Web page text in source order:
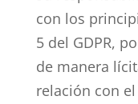
con los
5 del GDPR,
de manera
relación con